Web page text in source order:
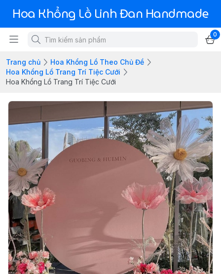
Hoa Khổng Lồ Linh Đan Handmade
0
Trang chủ
Hoa Khổng Lồ Theo Chủ Đề
Hoa Khổng Lồ Trang Trí Tiệc Cưới
Hoa Khổng Lồ Trang Trí Tiệc Cưới